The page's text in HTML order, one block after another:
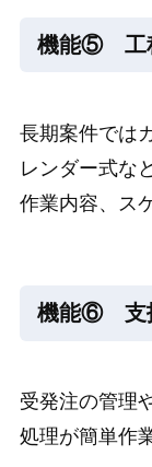
機能⑤ 工
長期案件では
レンダー式な
作業内容、ス
機能⑥ 支
受発注の管理
処理が簡単作